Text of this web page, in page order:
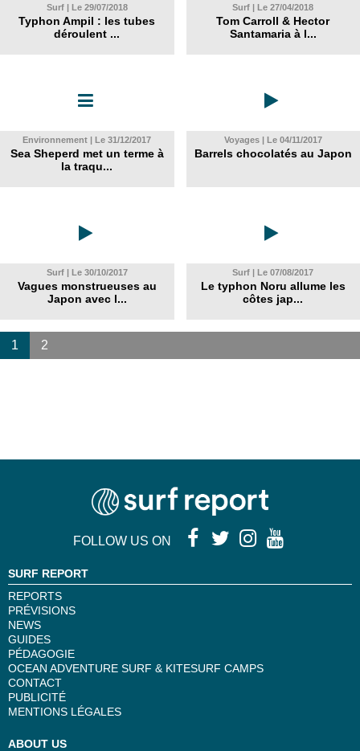
Surf | Le 29/07/2018
Typhon Ampil : les tubes
déroulent ...
Surf | Le 27/04/2018
Tom Carroll & Hector
Santamaria à l...
Environnement | Le 31/12/2017
Sea Sheperd met un terme à
la traqu...
Voyages | Le 04/11/2017
Barrels chocolatés au Japon
Surf | Le 30/10/2017
Vagues monstrueuses au
Japon avec l...
Surf | Le 07/08/2017
Le typhon Noru allume les
côtes jap...
1 2
FOLLOW US ON
SURF REPORT
REPORTS
PRÉVISIONS
NEWS
GUIDES
PÉDAGOGIE
OCEAN ADVENTURE SURF & KITESURF CAMPS
CONTACT
PUBLICITÉ
MENTIONS LÉGALES
ABOUT US